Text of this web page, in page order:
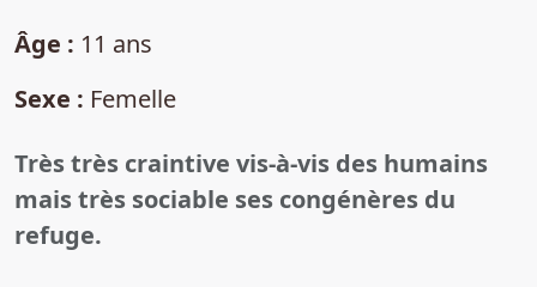
Âge : 11 ans
Sexe : Femelle
Très très craintive vis-à-vis des humains
mais très sociable ses congénères du
refuge.